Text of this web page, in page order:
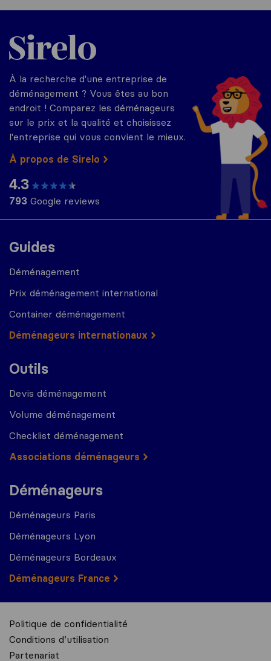
Guides
Déménagement
Prix déménagement international
Container déménagement
Déménageurs internationaux
Outils
Devis déménagement
Volume déménagement
Checklist déménagement
Associations déménageurs
Déménageurs
Déménageurs Paris
Déménageurs Lyon
Déménageurs Bordeaux
Déménageurs France
Sirelo.fr
À la recherche d'une entreprise de
déménagement ? Vous êtes au bon
endroit ! Comparez les déménageurs
sur le prix et la qualité et choisissez
l'entreprise qui vous convient le mieux.
À propos de Sirelo
4.3
793 Google reviews
Politique de confidentialité
Conditions d’utilisation
Partenariat